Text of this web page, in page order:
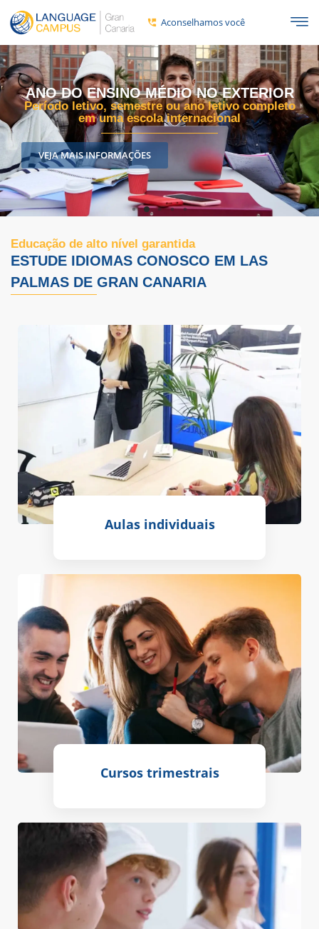
Aconselhamos você
ANO DO ENSINO MÉDIO EM GRAN
CANARIA
Um ano inteiro, um semestre ou um ano letivo no
paraíso!
DESCUBRA TODAS AS INFORMAÇÕES AQUI
Educação de alto nível garantida
ESTUDE IDIOMAS CONOSCO EM LAS
PALMAS DE GRAN CANARIA
Aulas individuais
Cursos trimestrais